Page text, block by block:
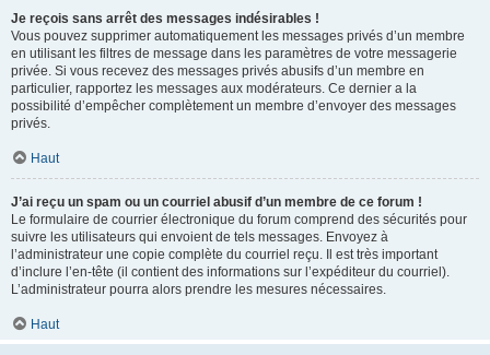
Je reçois sans arrêt des messages indésirables !
Vous pouvez supprimer automatiquement les messages privés d’un membre
en utilisant les filtres de message dans les paramètres de votre messagerie
privée. Si vous recevez des messages privés abusifs d’un membre en
particulier, rapportez les messages aux modérateurs. Ce dernier a la
possibilité d’empêcher complètement un membre d’envoyer des messages
privés.
Haut
J’ai reçu un spam ou un courriel abusif d’un membre de ce forum !
Le formulaire de courrier électronique du forum comprend des sécurités pour
suivre les utilisateurs qui envoient de tels messages. Envoyez à
l’administrateur une copie complète du courriel reçu. Il est très important
d’inclure l’en-tête (il contient des informations sur l’expéditeur du courriel).
L’administrateur pourra alors prendre les mesures nécessaires.
Haut